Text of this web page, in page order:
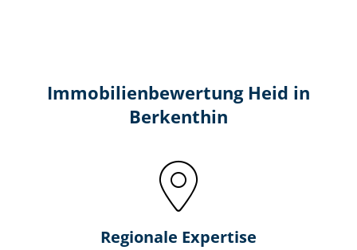
Immobilien­bewertung Heid in
Berkenthin
Regionale Expertise